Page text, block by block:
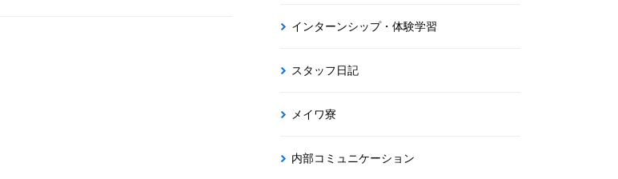
インターンシップ・体験学習
スタッフ日記
メイワ寮
内部コミュニケーション